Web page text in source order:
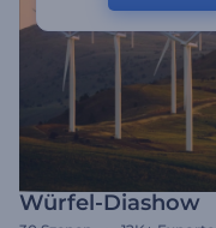
Würfel-Diashow